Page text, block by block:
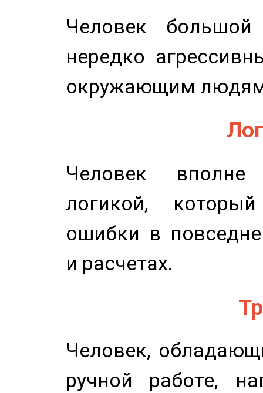
Человек
нередко
окружающим
Человек
логикой,
ошибки в
и расчетах.
Человек,
ручной работе,